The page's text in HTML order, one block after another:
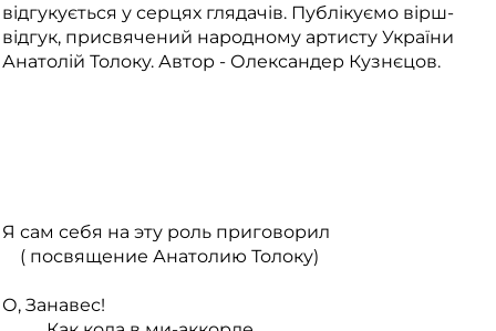
відгукується у серцях глядачів. Публікуємо вірш-
відгук, присвячений народному артисту України
Анатолій Толоку. Автор - Олександер Кузнєцов.
Я сам себя на эту роль приговорил
( посвящение Анатолию Толоку)
О, Занавес!